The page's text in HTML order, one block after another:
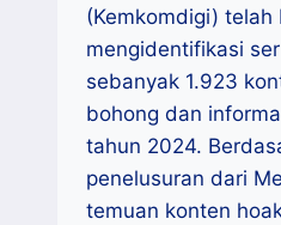
(Kemkomdigi) telah
mengidentifikasi
sebanyak 1.923
bohong dan
tahun 2024.
penelusuran dari
temuan konten